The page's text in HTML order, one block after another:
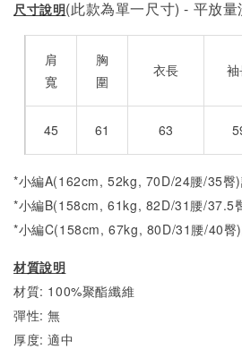
尺寸說明(此款為單一尺寸) - 平放
肩
寬
胸
圍
衣長
45 61 63
*小編A(162cm, 52kg, 70D/24腰/35臀
*小編B(158cm, 61kg, 82D/31腰/37.5
*小編C(158cm, 67kg, 80D/31腰/40臀
材質說明
材質: 100%聚酯纖維
彈性: 無
厚度: 適中